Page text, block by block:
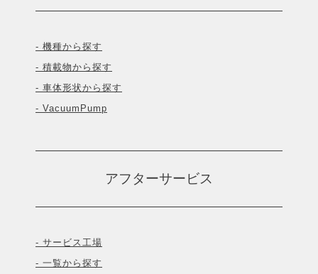
- 機種から探す
- 積載物から探す
- 車体形状から探す
- VacuumPump
アフターサービス
- サービス工場
- 一覧から探す